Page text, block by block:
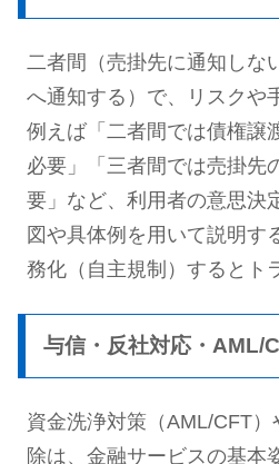
二者間（売掛先に通知しな
へ通知する）で、リスクや
例えば「二者間では債権譲
必要」「三者間では売掛先
要」など、利用者の意思決
図や具体例を用いて説明
務化（自主規制）するとト
与信・反社対応・AML/
資金洗浄対策（AML/CFT
除は、金融サービスの基本